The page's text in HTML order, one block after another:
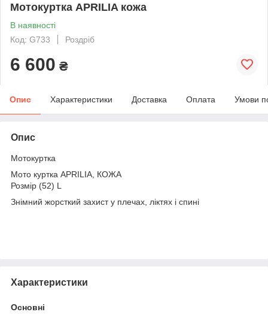
Мотокуртка APRILIA кожа
В наявності
Код: G733
Роздріб
6 600 ₴
Опис Характеристики Доставка Оплата Умови
Опис
Мотокуртка
Мото куртка APRILIA, КОЖА
Розмір (52) L
Знімний жорсткий захист у плечах, ліктях і спині
Характеристики
Основні